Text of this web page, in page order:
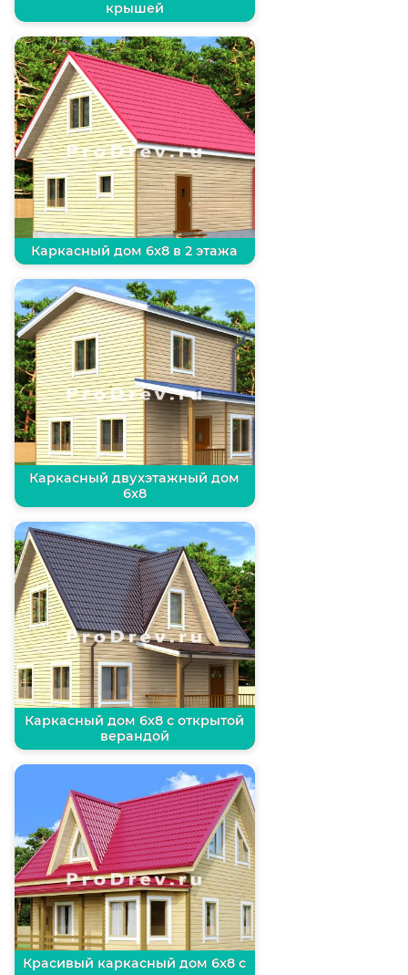
крышей
Каркасный дом 6х8 в 2 этажа
Каркасный двухэтажный дом
6х8
Каркасный дом 6х8 с открытой
верандой
Красивый каркасный дом 6х8 с